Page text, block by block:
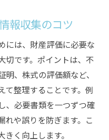
ための事前対策
意すべき点
な変更点を解説
に押さえるべき注意点
が申告に与える影響
期限を再確認しよう
点と最新情報を共有
報収集のコツ
には、財産評価に必要な
切です。ポイントは、不
、株式の評価額など、
て整理することです。例
、必要書類を一つずつ確
れや誤りを防ぎます。こ
く向上します。